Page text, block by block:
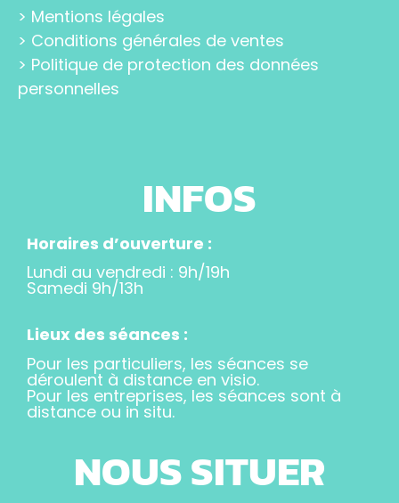
> Mentions légales
> Conditions générales de ventes
> Politique de protection des données
personnelles
INFOS
Horaires d’ouverture :
Lundi au vendredi : 9h/19h
Samedi 9h/13h
Lieux des séances :
Pour les particuliers, les séances se
déroulent à distance en visio.
Pour les entreprises, les séances sont à
distance ou in situ.
NOUS SITUER